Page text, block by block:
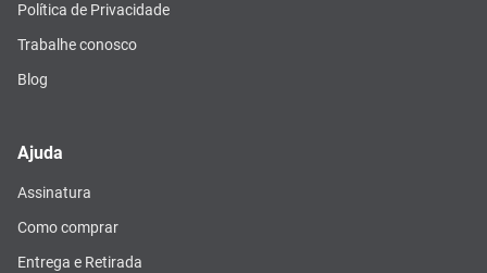
Política de Privacidade
Trabalhe conosco
Blog
Ajuda
Assinatura
Como comprar
Entrega e Retirada